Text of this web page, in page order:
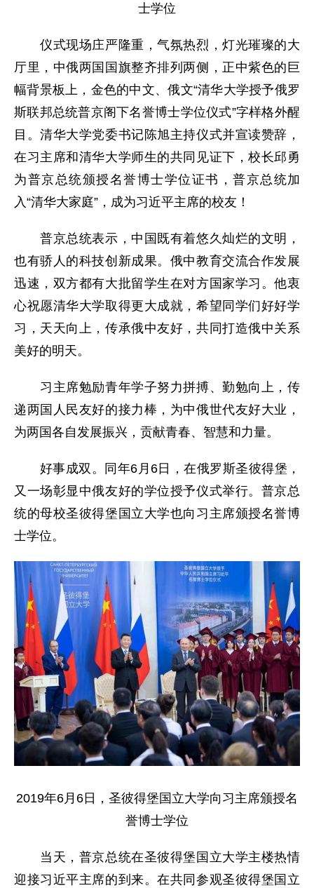
士学位
仪式现场庄严隆重，气氛热烈，灯光璀璨的大
厅里，中俄两国国旗整齐排列两侧，正中紫色的巨
幅背景板上，金色的中文、俄文“清华大学授予俄罗
斯联邦总统普京阁下名誉博士学位仪式”字样格外醒
目。清华大学党委书记陈旭主持仪式并宣读赞辞，
在习主席和清华大学师生的共同见证下，校长邱勇
为普京总统颁授名誉博士学位证书，普京总统加
入“清华大家庭”，成为习近平主席的校友！
普京总统表示，中国既有着悠久灿烂的文明，
也有骄人的科技创新成果。俄中教育交流合作发展
迅速，双方都有大批留学生在对方国家学习。他衷
心祝愿清华大学取得更大成就，希望同学们好好学
习，天天向上，传承俄中友好，共同打造俄中关系
美好的明天。
习主席勉励青年学子努力拼搏、勤勉向上，传
递两国人民友好的接力棒，为中俄世代友好大业，
为两国各自发展振兴，贡献青春、智慧和力量。
好事成双。同年6月6日，在俄罗斯圣彼得堡，
又一场彰显中俄友好的学位授予仪式举行。普京总
统的母校圣彼得堡国立大学也向习主席颁授名誉博
士学位。
2019年6月6日，圣彼得堡国立大学向习主席颁授名
誉博士学位
当天，普京总统在圣彼得堡国立大学主楼热情
迎接习近平主席的到来。在共同参观圣彼得堡国立